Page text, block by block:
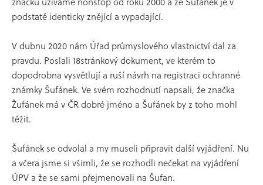
podstatě identicky znějící a vypadající.
V dubnu 2020 nám Úřad průmyslového vlastnictví dal za
pravdu. Poslali 18stránkový dokument, ve kterém to
dopodrobna vysvětlují a ruší návrh na registraci ochranné
známky Šufánek. Ve svém rozhodnutí napsali, že značka
Žufánek má v ČR dobré jméno a Šufánek by z toho mohl
těžit.
Šufánek se odvolal a my museli připravit další vyjádření. Nu
a včera jsme si všimli, že se rozhodli nečekat na vyjádření
ÚPV a že se sami přejmenovali na Šufan.